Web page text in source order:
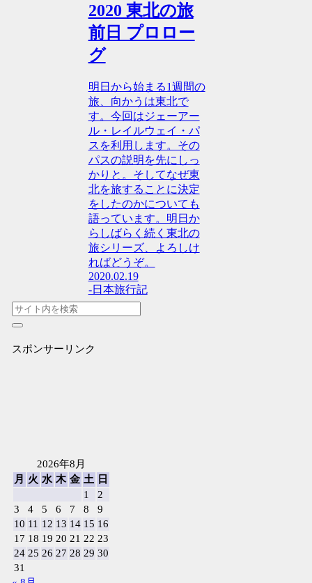
2020 東北の旅
前日 プロロー
グ
明日から始まる1週間の
旅、向かうは東北で
す。今回はジェーアー
ル・レイルウェイ・パ
スを利用します。その
パスの説明を先にしっ
かりと。そしてなぜ東
北を旅することに決定
をしたのかについても
語っています。明日か
らしばらく続く東北の
旅シリーズ、よろしけ
ればどうぞ。
2020.02.19
-日本旅行記
スポンサーリンク
2026年8月
月
火 水 木 金 土
日
1
2
3
4 5 6 7 8
9
10 11 12 13 14 15 16
17 18 19 20 21 22 23
24 25 26 27 28 29 30
31